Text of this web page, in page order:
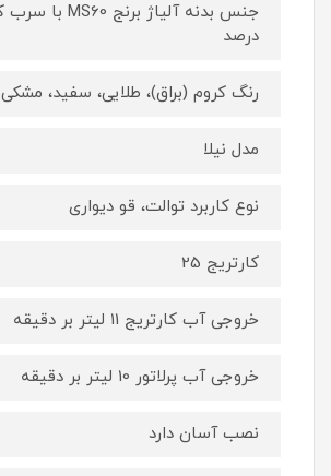
درصد
رنگ کروم (براق)، طلایی، سفید، مشکی
مدل نیلا
نوع کاربرد توالت، قو دیواری
کارتریج 25
خروجی آب کارتریج 11 لیتر بر دقیقه
خروجی آب پرلاتور 10 لیتر بر دقیقه
نصب آسان دارد